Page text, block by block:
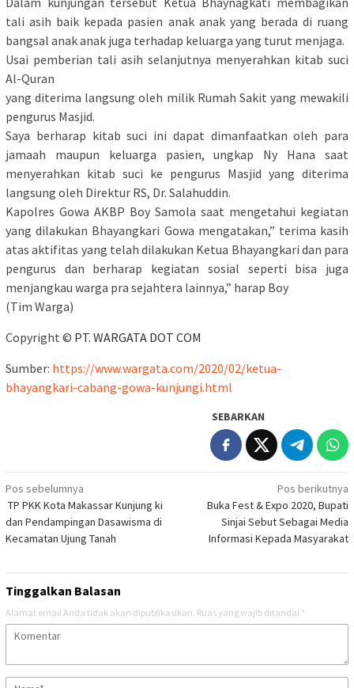
tali asih baik kepada pasien anak anak yang berada di ruang
bangsal anak anak juga terhadap keluarga yang turut menjaga.
Usai pemberian tali asih selanjutnya menyerahkan kitab suci
Al-Quran
yang diterima langsung oleh milik Rumah Sakit yang mewakili
pengurus Masjid.
Saya berharap kitab suci ini dapat dimanfaatkan oleh para
jamaah maupun keluarga pasien, ungkap Ny Hana saat
menyerahkan kitab suci ke pengurus Masjid yang diterima
langsung oleh Direktur RS, Dr. Salahuddin.
Kapolres Gowa AKBP Boy Samola saat mengetahui kegiatan
yang dilakukan Bhayangkari Gowa mengatakan,” terima kasih
atas aktifitas yang telah dilakukan Ketua Bhayangkari dan para
pengurus dan berharap kegiatan sosial seperti bisa juga
menjangkau warga pra sejahtera lainnya,” harap Boy
(Tim Warga)
Copyright © PT. WARGATA DOT COM
Sumber: https://www.wargata.com/2020/02/ketua-
bhayangkari-cabang-gowa-kunjungi.html
SEBARKAN
Navigasi
pos
Pos sebelumnya
TP PKK Kota Makassar Kunjung ki
dan Pendampingan Dasawisma di
Kecamatan Ujung Tanah
Pos berikutnya
Buka Fest & Expo 2020, Bupati
Sinjai Sebut Sebagai Media
Informasi Kepada Masyarakat
Tinggalkan Balasan
Alamat email Anda tidak akan dipublikasikan. Ruas yang wajib ditandai *